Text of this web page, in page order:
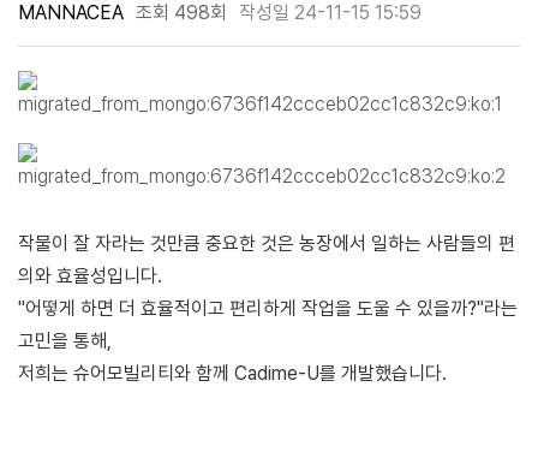
MANNACEA 조회 498회 작성일 24-11-15 15:59
작물이 잘 자라는 것만큼 중요한 것은 농장에서 일하는 사람들의 편
의와 효율성입니다.
"어떻게 하면 더 효율적이고 편리하게 작업을 도울 수 있을까?"라는
고민을 통해,
저희는 슈어모빌리티와 함께 Cadime-U를 개발했습니다.